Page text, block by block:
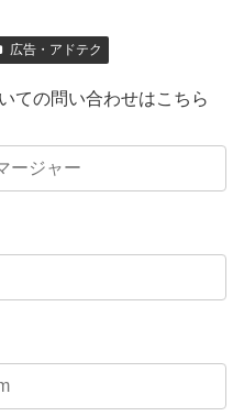
広告・アドテク
ての問い合わせはこちら